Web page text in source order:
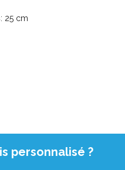
25 cm
personnalisé ?